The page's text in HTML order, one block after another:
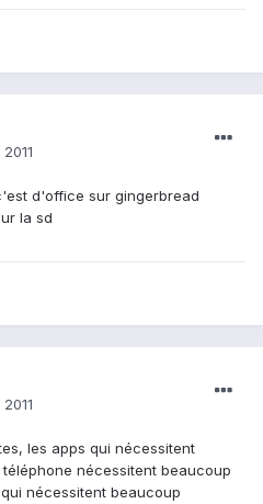
d'office sur gingerbread
la sd
les apps qui nécessitent
nécessitent beaucoup
nécessitent beaucoup